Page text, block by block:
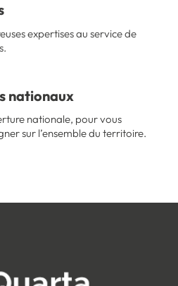
expertises au service de
nationaux
nationale, pour vous
sur l’ensemble du territoire.